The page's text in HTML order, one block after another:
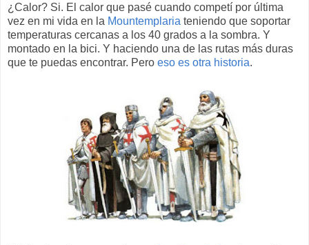
¿Calor? Si. El calor que pasé cuando competí por última
vez en mi vida en la Mountemplaria teniendo que soportar
temperaturas cercanas a los 40 grados a la sombra. Y
montado en la bici. Y haciendo una de las rutas más duras
que te puedas encontrar. Pero eso es otra historia.